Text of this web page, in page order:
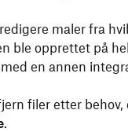
maler fra
ble opprettet på
en annen
filer etter behov,
.